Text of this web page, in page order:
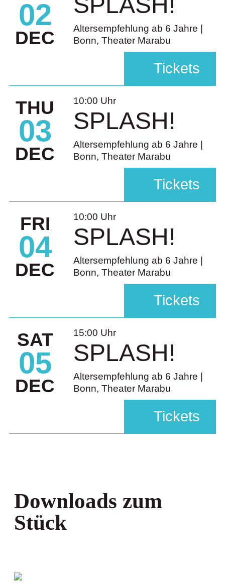
02
DEC
Altersempfehlung ab 6 Jahre |
Bonn, Theater Marabu
Tickets
THU
03
DEC
10:00 Uhr
SPLASH!
Altersempfehlung ab 6 Jahre |
Bonn, Theater Marabu
Tickets
FRI
04
DEC
10:00 Uhr
SPLASH!
Altersempfehlung ab 6 Jahre |
Bonn, Theater Marabu
Tickets
SAT
05
DEC
15:00 Uhr
SPLASH!
Altersempfehlung ab 6 Jahre |
Bonn, Theater Marabu
Tickets
Downloads zum
Stück